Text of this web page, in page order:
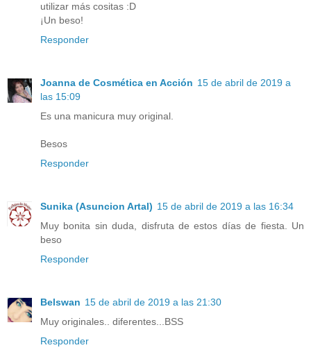
utilizar más cositas :D
¡Un beso!
Responder
Joanna de Cosmética en Acción 15 de abril de 2019 a
las 15:09
Es una manicura muy original.
Besos
Responder
Sunika (Asuncion Artal) 15 de abril de 2019 a las 16:34
Muy bonita sin duda, disfruta de estos días de fiesta. Un
beso
Responder
Belswan 15 de abril de 2019 a las 21:30
Muy originales.. diferentes...BSS
Responder